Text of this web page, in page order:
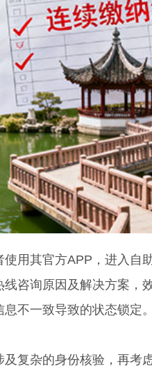
其官方APP，进入自
咨询原因及解决方案，
不一致导致的状态锁定。
杂的身份核验，再考